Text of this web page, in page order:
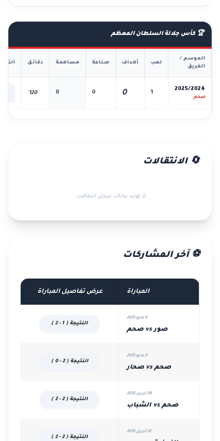
🏆 كأس جلالة السلطان المعظم
الموسم /
الفريق
لعب أهداف صناعة مساهمة دقائق
2025/2024
صحم
1
0
0
0
120'
🔄 الانتقالات
لا توجد بيانات سجل انتقالات.
⚽ آخر المشاركات
المباراة عرض تفاصيل المباراة
8 مايو 2025
صور vs صحم
النتيجة ( 1 - 2 )
3 مايو 2025
صحم vs صحار
النتيجة ( 2 - 0 )
28 أبريل 2025
صحم vs الشباب
النتيجة ( 2 - 2 )
22 أبريل 2025
النتيجة ( 2 - 2 )